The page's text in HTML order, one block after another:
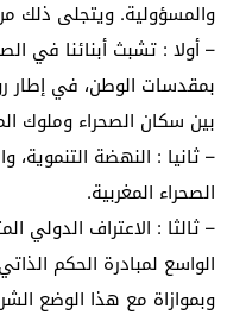
والمسؤولية. ويتجلى ذلك
– أولا : تشبث أبنائنا في
بمقدسات الوطن، في إطار
بين سكان الصحراء وملوك
– ثانيا : النهضة التنموية،
الصحراء المغربية.
– ثالثا : الاعتراف الدولي
الواسع لمبادرة الحكم
وبموازاة مع هذا الوضع